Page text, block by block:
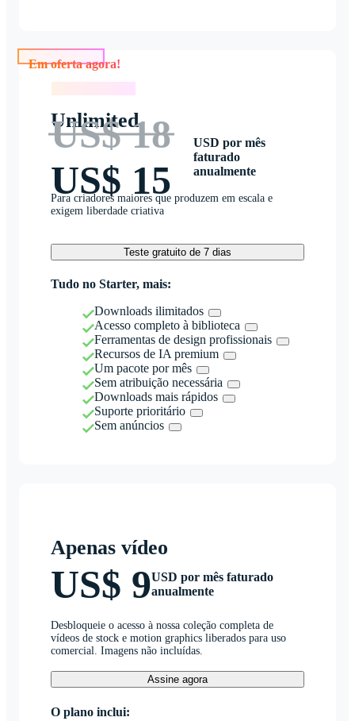
Unlimited
US$ 18
US$ 15
USD por mês
faturado
anualmente
Para criadores maiores que produzem em escala e
exigem liberdade criativa
Teste gratuito de 7 dias
Tudo no Starter, mais:
Downloads ilimitados
Acesso completo à biblioteca
Ferramentas de design profissionais
Recursos de IA premium
Um pacote por mês
Sem atribuição necessária
Downloads mais rápidos
Suporte prioritário
Sem anúncios
Apenas vídeo
US$ 9USD por mês faturado
anualmente
Desbloqueie o acesso à nossa coleção completa de
vídeos de stock e motion graphics liberados para uso
comercial. Imagens não incluídas.
Assine agora
O plano inclui: